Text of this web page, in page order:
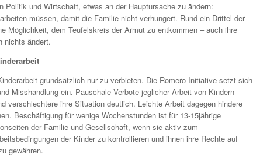
Politik und Wirtschaft, etwas an der Hauptursache zu ändern:
müssen, damit die Familie nicht verhungert. Rund ein Drittel der
Möglichkeit, dem Teufelskreis der Armut zu entkommen – auch ihre
nichts ändert.
grundsätzlich nur zu verbieten. Die Romero-Initiative setzt sich
Misshandlung ein. Pauschale Verbote jeglicher Arbeit von Kindern
verschlechtere ihre Situation deutlich. Leichte Arbeit dagegen hindere
Beschäftigung für wenige Wochenstunden ist für 13-15jährige
der Familie und Gesellschaft, wenn sie aktiv zum
der Kinder zu kontrollieren und ihnen ihre Rechte auf
gewähren.